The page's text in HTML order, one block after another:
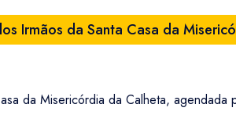
Irmãos da Santa Casa da
da Misericórdia da Calheta,